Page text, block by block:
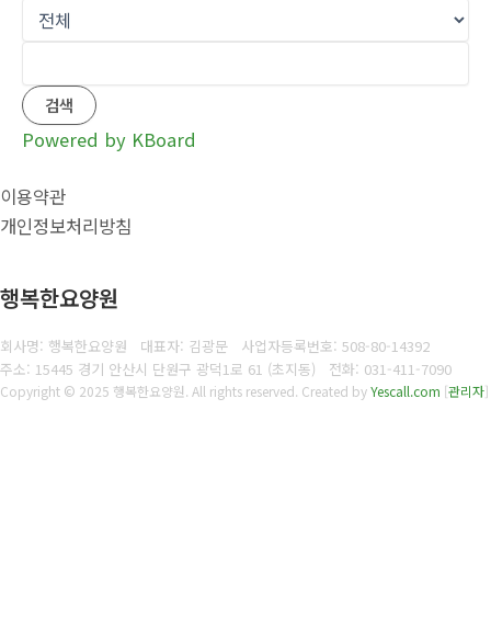
검색
Powered by KBoard
이용약관
개인정보처리방침
행복한요양원
회사명: 행복한요양원 대표자: 김광문 사업자등록번호: 508-80-14392
주소: 15445 경기 안산시 단원구 광덕1로 61 (초지동) 전화: 031-411-7090
Copyright © 2025 행복한요양원. All rights reserved. Created byYescall.com [관리자]